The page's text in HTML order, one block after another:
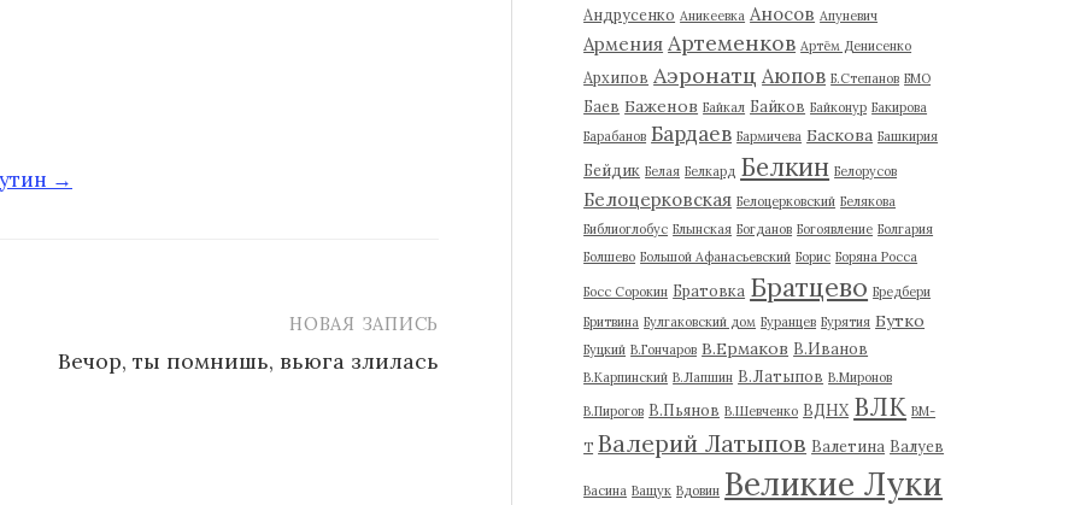
→
НОВАЯ ЗАПИСЬ
Вечор, ты помнишь, вьюга злилась
Андрусенко Аникеевка Аносов Апуневич
Армения Артеменков Артём Денисенко
Архипов Аэронатц Аюпов Б.Степанов БМО
Баев Баженов Байкал Байков Байконур Бакирова
Барабанов Бардаев Бармичева Баскова Башкирия
Бейдик Белая Белкард Белкин Белорусов
Белоцерковская Белоцерковский Белякова
Библиоглобус Блынская Богданов Богоявление Болгария
Болшево Большой Афанасьевский Борис Боряна Росса
Босс Сорокин Братовка Братцево Бредбери
Бритвина Булгаковский дом Буранцев Бурятия Бутко
Буцкий В.Гончаров В.Ермаков В.Иванов
В.Карпинский В.Лапшин В.Латыпов В.Миронов
В.Пирогов В.Пьянов В.Шевченко ВДНХ ВЛК ВМ-
Т Валерий Латыпов Валетина Валуев
Васина Ващук Вдовин Великие Луки